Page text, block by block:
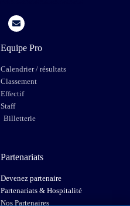
Equipe Pro
Calendrier / résultats
Classement
Effectif
Staff
Billetterie
Partenariats
Devenez partenaire
Partenariats & Hospitalité
Nos Partenaires